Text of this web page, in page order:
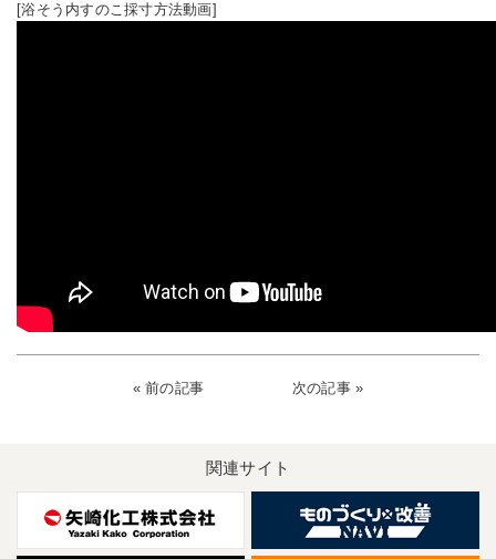
[浴そう内すのこ採寸方法動画]
« 前の記事 次の記事 »
関連サイト